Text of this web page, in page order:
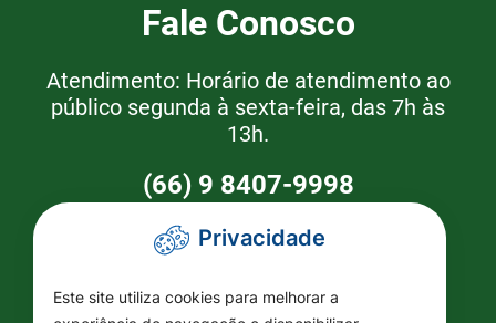
Fale Conosco
Atendimento: Horário de atendimento ao
público segunda à sexta-feira, das 7h às
13h.
(66) 9 8407-9998
Como Chegar
Privacidade
Este site utiliza cookies para melhorar a